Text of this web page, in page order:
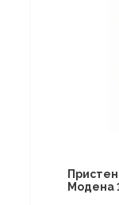
Модена